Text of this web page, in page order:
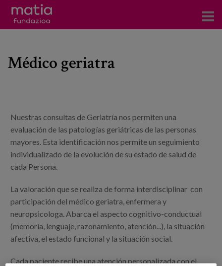
Servicios
News
Blog
Médico geriatra
Nuestras consultas de Geriatría nos permiten una
evaluación de las patologías geriátricas de las personas
mayores. Esta identificación nos permite un seguimiento
individualizado de la evolución de su estado de salud de
cada Persona.
La valoración que se realiza de forma interdisciplinar con
participación del médico geriatra, enfermera y
neuropsicologa. Abarca el aspecto cognitivo-conductual
(memoria, lenguaje, razonamiento, atención...), la situación
afectiva, el estado funcional y la situación social.
Cada paciente recibe una atención personalizada con el